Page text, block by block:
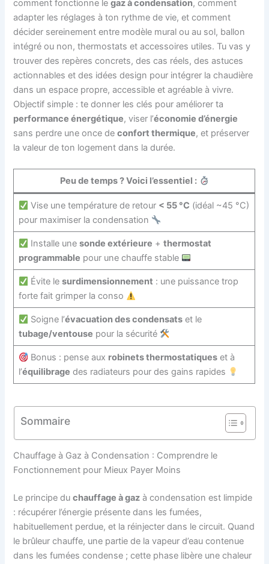
comment fonctionne legaz à condensation, comment
adapter les réglages à ton rythme de vie, et comment
décider sereinement entre modèle mural ou au sol, ballon
intégré ou non, thermostats et accessoires utiles. Tu vas y
trouver des repères concrets, des cas réels, des astuces
actionnables et des idées design pour intégrer la chaudière
dans un espace propre, accessible et agréable à vivre.
Objectif simple : te donner les clés pour améliorer ta
performance énergétique, viser l’économie d’énergie
sans perdre une once deconfort thermique, et préserver
la valeur de ton logement dans la durée.
Peu de temps ? Voici l’essentiel :
Vise une température de retour < 55 °C (idéal ~45 °C)
pour maximiser la condensation
Installe unesonde extérieure +thermostat
programmable pour une chauffe stable
Évite lesurdimensionnement : une puissance trop
forte fait grimper la conso
Soigne l’évacuation des condensats et le
tubage/ventouse pour la sécurité
Bonus : pense aux robinets thermostatiques et à
l’équilibrage des radiateurs pour des gains rapides
Sommaire
Chauffage à Gaz à Condensation : Comprendre le
Fonctionnement pour Mieux Payer Moins
Le principe duchauffage à gaz à condensation est limpide
: récupérer l’énergie présente dans les fumées,
habituellement perdue, et la réinjecter dans le circuit. Quand
le brûleur chauffe, une partie de la vapeur d’eau contenue
dans les fumées condense ; cette phase libère une chaleur